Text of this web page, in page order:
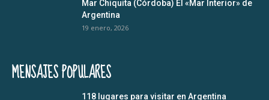
Mar Chiquita (Córdoba) El «Mar Interior» de
Argentina
19 enero, 2026
MENSAJES POPULARES
118 lugares para visitar en Argentina